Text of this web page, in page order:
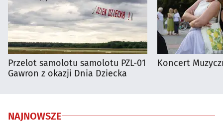
Przelot samolotu samolotu PZL-01
Gawron z okazji Dnia Dziecka
Koncert
NAJNOWSZE